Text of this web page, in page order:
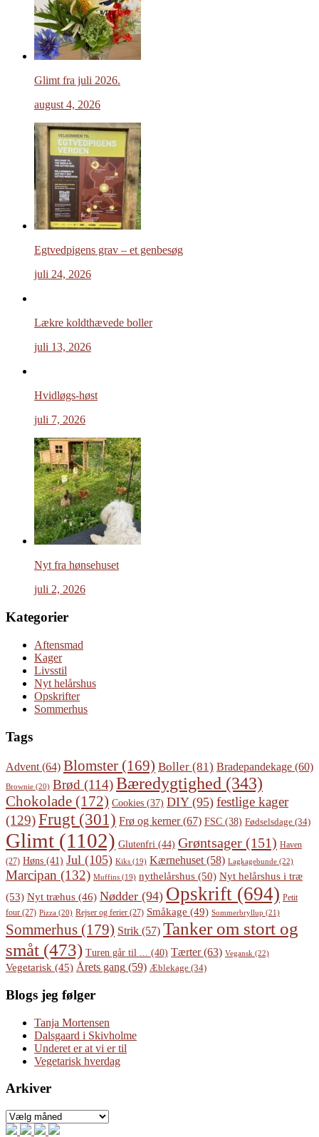
Glimt fra juli 2026.
august 4, 2026
Egtvedpigens grav – et genbesøg
juli 24, 2026
Lækre koldthævede boller
juli 13, 2026
Hvidløgs-høst
juli 7, 2026
Nyt fra hønsehuset
juli 2, 2026
Kategorier
Aftensmad
Kager
Livsstil
Nyt helårshus
Opskrifter
Sommerhus
Tags
Advent (64) Blomster (169) Boller (81) Bradepandekage (60)
Brownie (20) Brød (114)Bæredygtighed (343)
Chokolade (172) Cookies (37) DIY(95) festlige kager
(129)Frugt(301) Frø og kerner(67) FSC (38) Fødselsdage (34)
Glimt (1102) Glutenfri (44) Grøntsager (151) Haven
(27) Høns (41) Jul (105) Kiks (19) Kærnehuset (58) Lagkagebunde (22)
Marcipan (132) Muffins (19) nythelårshus (50) Nyt helårshus i træ
(53) Nyt træhus (46) Nødder (94) Opskrift (694) Petit
four (27) Pizza (20) Rejser og ferier (27) Småkage (49) Sommerbryllup (21)
Sommerhus (179) Strik (57) Tanker om stort og
småt (473) Turen går til ... (40) Tærter(63) Vegansk (22)
Vegetarisk (45) Årets gang (59) Æblekage (34)
Blogs jeg følger
Tanja Mortensen
Dalsgaard i Skivholme
Underet er at vi er til
Vegetarisk hverdag
Arkiver
Arkiver